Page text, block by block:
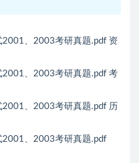
、2003考研真题.pdf 资
、2003考研真题.pdf 考
、2003考研真题.pdf 历
、2003考研真题.pdf